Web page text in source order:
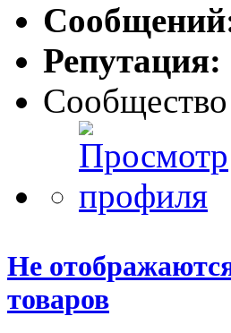
Репутация:
Сообщество
Не
товаров